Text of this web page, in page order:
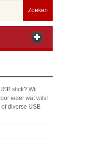
Zoeken
stick? Wij
ieder wat wils!
diverse USB